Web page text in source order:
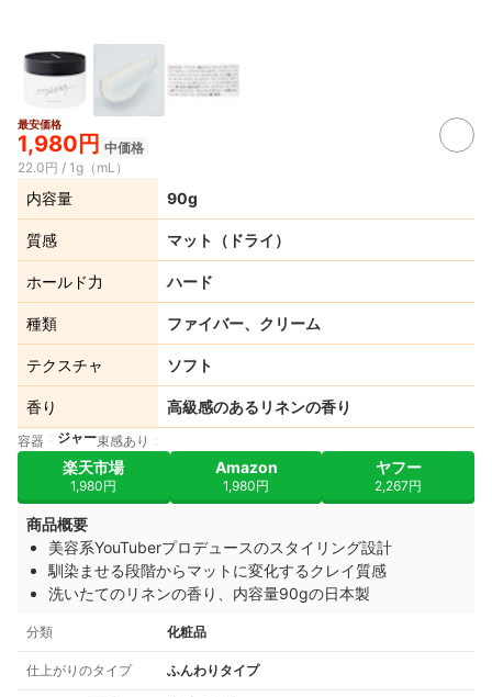
最安価格
1,980円 中価格
22.0円 / 1g（mL）
内容量 90g
質感 マット（ドライ）
ホールド力 ハード
種類 ファイバー、クリーム
テクスチャ ソフト
香り 高級感のあるリネンの香り
容器 ジャー束感あり
楽天市場
1,980円
Amazon
1,980円
ヤフー
2,267円
商品概要
美容系YouTuberプロデュースのスタイリング設計
馴染ませる段階からマットに変化するクレイ質感
洗いたてのリネンの香り、内容量90gの日本製
分類 化粧品
仕上がりのタイプ ふんわりタイプ